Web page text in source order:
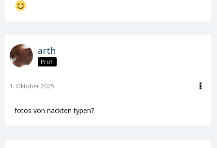
arth
Profi
1. Oktober 2025
fotos von nackten typen?